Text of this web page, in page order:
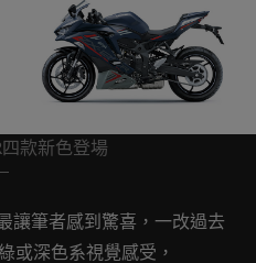
款新色登場
讓筆者感到驚喜，一改過去
或深色系視覺感受，